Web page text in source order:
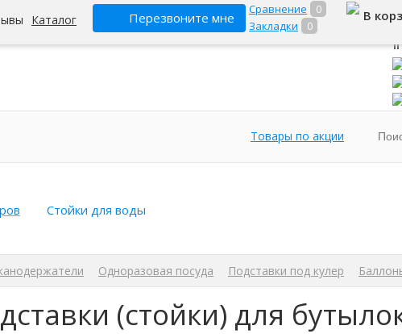
Каталог Перезвоните мне
Сравнение
0
Закладки
0
В
Товары по акции
Стойки для воды
Одноразовая посуда Подставки под кулер
(стойки) для